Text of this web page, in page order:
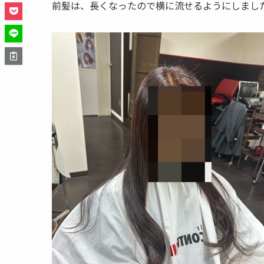
前髪は、長くなったので横に流せるようにしまし